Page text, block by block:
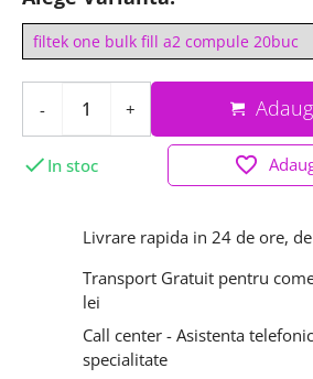
- +
 In stoc favorite_border
Livrare rapida in 24 de ore,
Transport Gratuit pentru
lei
Call center - Asistenta
specialitate